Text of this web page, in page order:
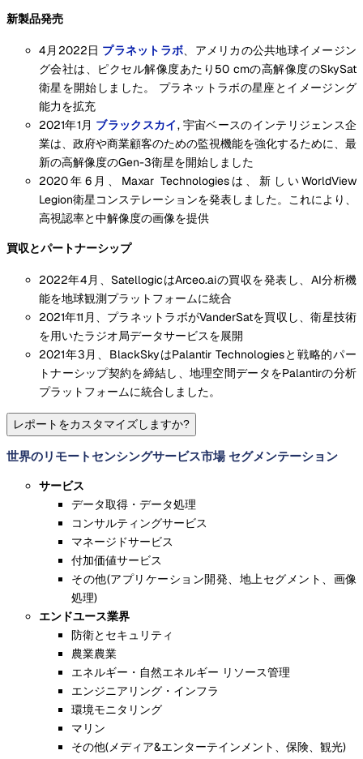
新製品発売
4月2022日 プラネットラボ、アメリカの公共地球イメージン
グ会社は、ピクセル解像度あたり50 cmの高解像度のSkySat
衛星を開始しました。 プラネットラボの星座とイメージング
能力を拡充
2021年1月 ブラックスカイ, 宇宙ベースのインテリジェンス企
業は、政府や商業顧客のための監視機能を強化するために、最
新の高解像度のGen-3衛星を開始しました
2020年6月、Maxar Technologiesは、新しいWorldView
Legion衛星コンステレーションを発表しました。これにより、
高視認率と中解像度の画像を提供
買収とパートナーシップ
2022年4月、SatellogicはArceo.aiの買収を発表し、AI分析機
能を地球観測プラットフォームに統合
2021年11月、プラネットラボがVanderSatを買収し、衛星技術
を用いたラジオ局データサービスを展開
2021年3月、BlackSkyはPalantir Technologiesと戦略的パー
トナーシップ契約を締結し、地理空間データをPalantirの分析
プラットフォームに統合しました。
レポートをカスタマイズしますか?
世界のリモートセンシングサービス市場 セグメンテーション
サービス
データ取得・データ処理
コンサルティングサービス
マネージドサービス
付加価値サービス
その他(アプリケーション開発、地上セグメント、画像
処理)
エンドユース業界
防衛とセキュリティ
農業農業
エネルギー・自然エネルギー リソース管理
エンジニアリング・インフラ
環境モニタリング
マリン
その他(メディア&エンターテインメント、保険、観光)